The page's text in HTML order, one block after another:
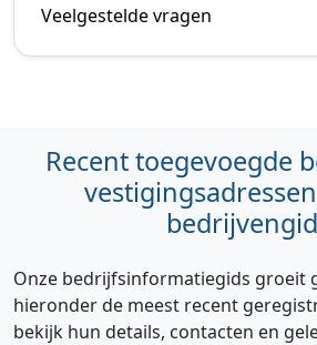
Veelgestelde vragen
Recent toegevoegde
Onze bedrijfsinformatiegids groeit
hieronder de meest recent
bekijk hun details, contacten en